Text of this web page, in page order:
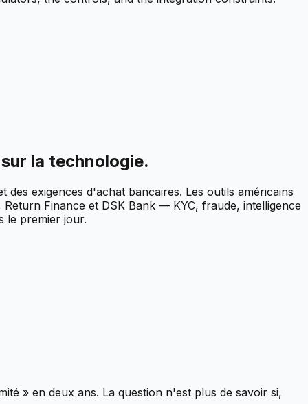
la technologie.
exigences d'achat bancaires. Les outils américains
Finance et DSK Bank — KYC, fraude, intelligence
le premier jour.
» en deux ans. La question n'est plus de savoir si,